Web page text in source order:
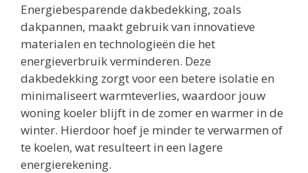
Energiebesparende dakbedekking, zoals
dakpannen, maakt gebruik van innovatieve
materialen en technologieën die het
energieverbruik verminderen. Deze
dakbedekking zorgt voor een betere isolatie en
minimaliseert warmteverlies, waardoor jouw
woning koeler blijft in de zomer en warmer in de
winter. Hierdoor hoef je minder te verwarmen of
te koelen, wat resulteert in een lagere
energierekening.